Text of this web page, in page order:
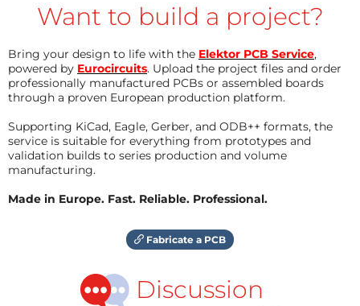
Want to build a project?
Bring your design to life with the Elektor PCB Service,
powered by Eurocircuits. Upload the project files and order
professionally manufactured PCBs or assembled boards
through a proven European production platform.
Supporting KiCad, Eagle, Gerber, and ODB++ formats, the
service is suitable for everything from prototypes and
validation builds to series production and volume
manufacturing.
Made in Europe. Fast. Reliable. Professional.
Fabricate a PCB
Discussion